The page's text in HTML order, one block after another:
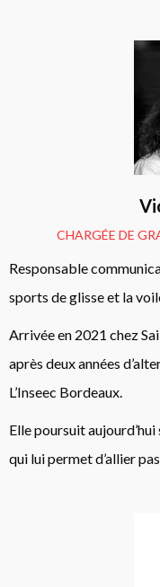
CHARGÉE DE
Responsable
sports de glisse et la
Arrivée en 2021 chez
après deux années
L’Inseec Bordeaux.
Elle poursuit aujourd’hui
qui lui permet d’allier